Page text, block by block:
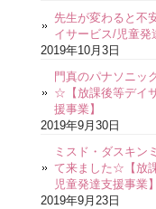
先生が変わると不
イサービス/児童発
2019年10月3日
門真のパナソニッ
☆【放課後等デイ
援事業】
2019年9月30日
ミスド・ダスキン
て来ました☆【放
児童発達支援事業】
2019年9月23日